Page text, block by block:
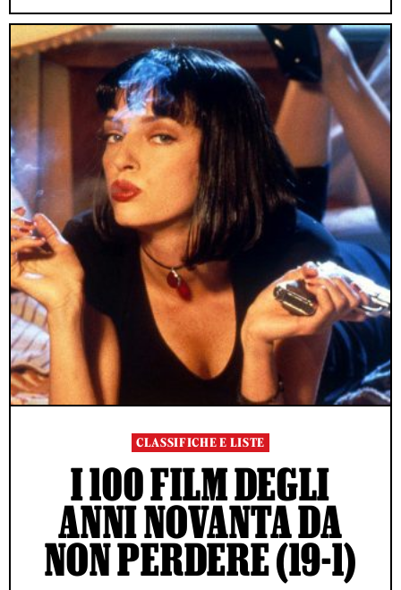
CLASSIFICHE E LISTE
I 100 FILM DEGLI
ANNI NOVANTA DA
NON PERDERE (19-1)